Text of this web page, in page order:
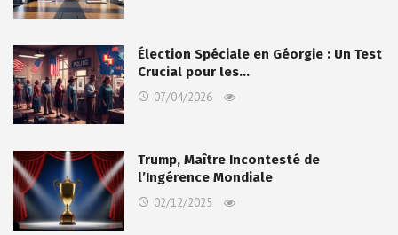
Élection Spéciale en Géorgie : Un Test
Crucial pour les…
07/04/2026
Trump, Maître Incontesté de
l’Ingérence Mondiale
02/12/2025